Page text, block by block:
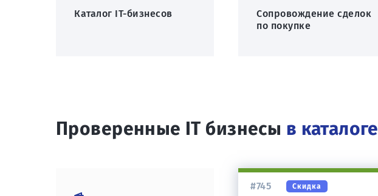
Каталог IT-бизнесов
Сопровождение сделок
по покупке
Проверенные IT бизнесы в каталоге
#745 Скидка